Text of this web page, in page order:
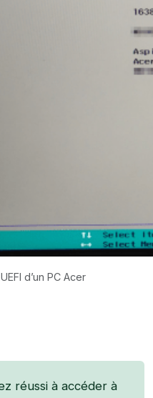
d’un PC Acer
réussi à accéder à